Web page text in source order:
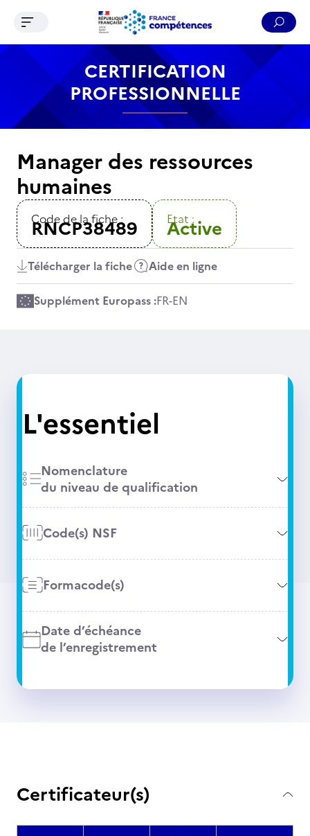
Contenu Recherche Menu Pied de page
Ouvrir le menu de navigation
CERTIFICATION
PROFESSIONNELLE
Manager des ressources
humaines
Code de la fiche :
RNCP38489 Etat :
Active
Télécharger la fiche Aide en ligne
Supplément Europass :FR-EN
L'essentiel
Nomenclature
du niveau de qualification
Code(s) NSF
Formacode(s)
Date d’échéance
de l’enregistrement
Certificateur(s)